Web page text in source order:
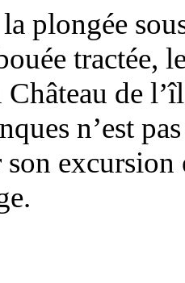
plongée
tractée,
de
n’est
son